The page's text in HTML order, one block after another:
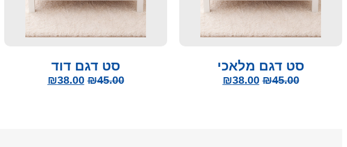
סט דגם מלאכי
₪45.00
₪38.00
סט דגם דוד
₪45.00
₪38.00